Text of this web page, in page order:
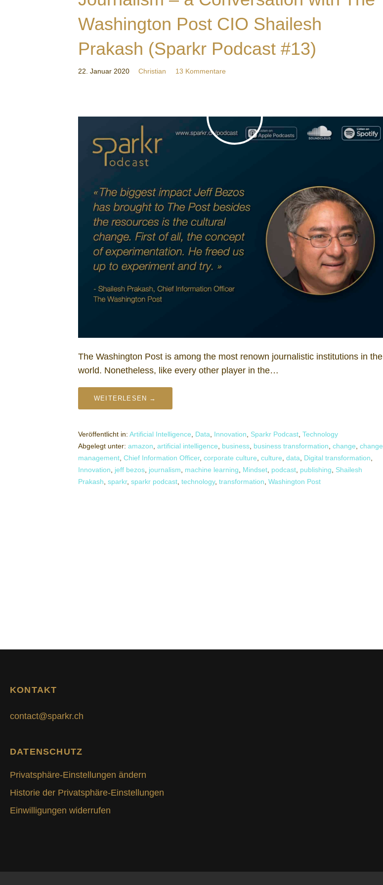
Washington Post CIO Shailesh
Prakash (Sparkr Podcast #13)
22. Januar 2020 Christian 13 Kommentare
The Washington Post is among the most renown journalistic institutions in the
world. Nonetheless, like every other player in the…
WEITERLESEN →
Veröffentlicht in: Artificial Intelligence Data Innovation Sparkr Podcast Technology
Abgelegt unter: amazon artificial intelligence business business transformation change change
management Chief Information Officer, corporate culture culture data Digital transformation
Innovation
jeff bezos journalism machine learning Mindset podcast publishing
Shailesh
Prakash sparkr, sparkr podcast technology, transformation Washington Post
KONTAKT
contact@sparkr.ch
DATENSCHUTZ
Privatsphäre-Einstellungen ändern
Historie der Privatsphäre-Einstellungen
Einwilligungen widerrufen